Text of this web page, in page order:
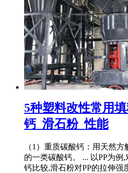
5种塑料改性常用
钙_滑石粉_性能
（1）重质碳酸钙：用天然
的一类碳酸钙。 ... 以PP为
钙比较,滑石粉对PP的拉伸强